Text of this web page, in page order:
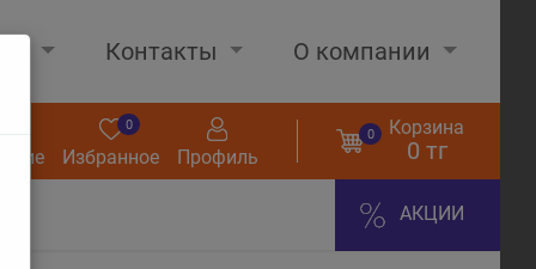
Контакты О компании
Избранное
0
Профиль
0 Корзина
0 тг
АКЦИИ